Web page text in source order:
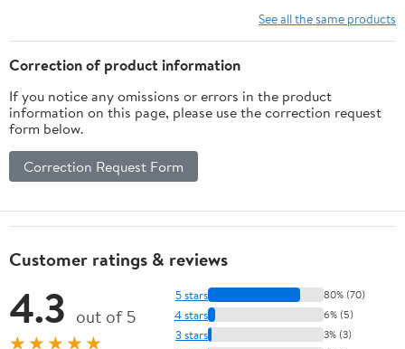
See all the same products
Correction of product information
If you notice any omissions or errors in the product
information on this page, please use the correction request
form below.
Correction Request Form
Customer ratings & reviews
4.3 out of 5
★★★★★
5 stars 80% (70)
4 stars 6% (5)
3 stars 3% (3)